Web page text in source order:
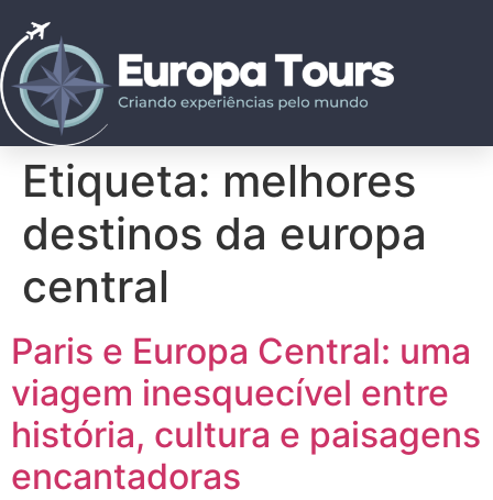
Etiqueta: melhores
destinos da europa
central
Paris e Europa Central: uma
viagem inesquecível entre
história, cultura e paisagens
encantadoras